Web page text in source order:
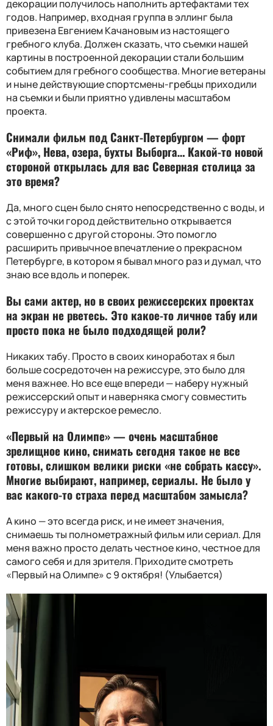
декорации получилось наполнить артефактами тех
годов. Например, входная группа в эллинг была
привезена Евгением Качановым из настоящего
гребного клуба. Должен сказать, что съемки нашей
картины в построенной декорации стали большим
событием для гребного сообщества. Многие ветераны
и ныне действующие спортсмены-гребцы приходили
на съемки и были приятно удивлены масштабом
проекта.
Снимали фильм под Санкт-Петербургом — форт
«Риф», Нева, озера, бухты Выборга… Какой-то новой
стороной открылась для вас Северная столица за
это время?
Да, много сцен было снято непосредственно с воды, и
с этой точки город действительно открывается
совершенно с другой стороны. Это помогло
расширить привычное впечатление о прекрасном
Петербурге, в котором я бывал много раз и думал, что
знаю все вдоль и поперек.
Вы сами актер, но в своих режиссерских проектах
на экран не рветесь. Это какое-то личное табу или
просто пока не было подходящей роли?
Никаких табу. Просто в своих киноработах я был
больше сосредоточен на режиссуре, это было для
меня важнее. Но все еще впереди — наберу нужный
режиссерский опыт и наверняка смогу совместить
режиссуру и актерское ремесло.
«Первый на Олимпе» — очень масштабное
зрелищное кино, снимать сегодня такое не все
готовы, слишком велики риски «не собрать кассу».
Многие выбирают, например, сериалы. Не было у
вас какого-то страха перед масштабом замысла?
А кино — это всегда риск, и не имеет значения,
снимаешь ты полнометражный фильм или сериал. Для
меня важно просто делать честное кино, честное для
самого себя и для зрителя. Приходите смотреть
«Первый на Олимпе» с 9 октября! (Улыбается)